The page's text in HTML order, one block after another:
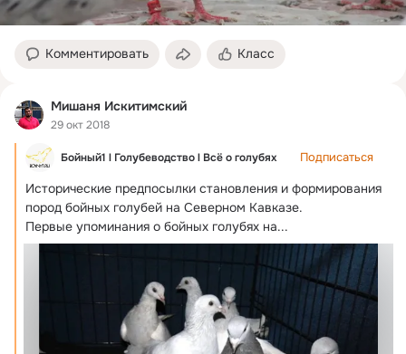
Комментировать Класс
Мишаня Искитимский
29 окт 2018
Бойный1 l Голубеводство l Всё о голубях Подписаться
Исторические предпосылки становления и формирования
пород бойных голубей на Северном Кавказе.
Первые упоминания о бойных голубях на...